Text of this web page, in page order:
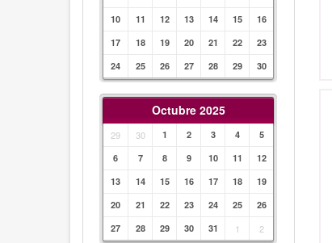
10
11 12 13 14 15
16
17
18 19 20 21 22
23
24
25 26 27 28 29 30
Octubre 2025
29 30 1 2 3 4
5
6
7 8 9 10 11
12
13
14 15 16 17 18
19
20
21 22 23 24 25
26
27
28 29 30 31 1 2